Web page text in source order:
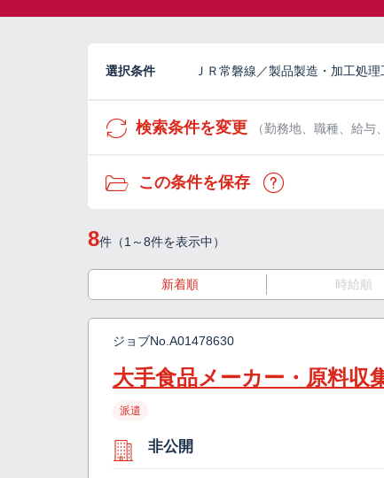
選択条件 ＪＲ常磐線／製品製造・加工処
検索条件を変更 （勤務地、職種、給与
この条件を保存
8件（1～8件を表示中）
新着順 時給順
ジョブNo. A01478630
大手食品メーカー・原料収
派遣
非公開